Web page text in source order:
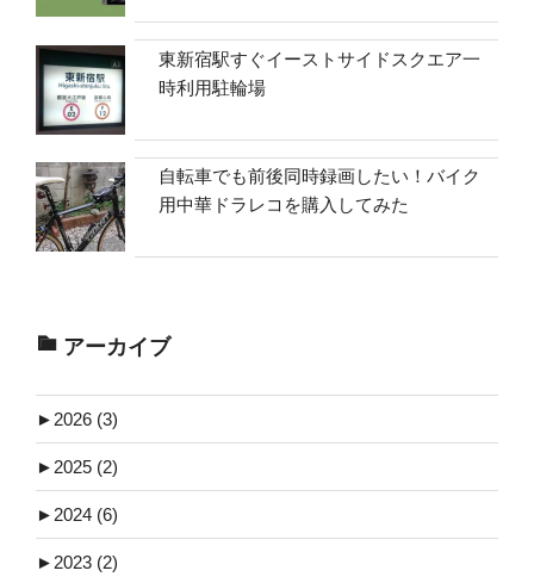
東新宿駅すぐイーストサイドスクエア一
時利用駐輪場
自転車でも前後同時録画したい！バイク
用中華ドラレコを購入してみた
アーカイブ
► 2026 (3)
► 2025 (2)
► 2024 (6)
► 2023 (2)